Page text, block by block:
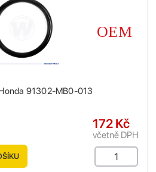
91302-MB0-013
172 Kč
včetně DPH